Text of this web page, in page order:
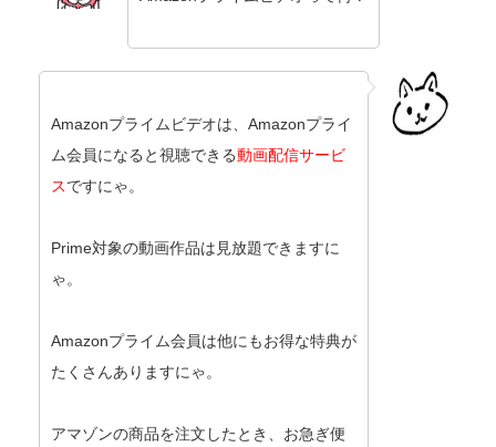
Amazonプライムビデオは、Amazonプライ
ム会員になると視聴できる動画配信サービ
スですにゃ。
Prime対象の動画作品は見放題できますに
ゃ。
Amazonプライム会員は他にもお得な特典が
たくさんありますにゃ。
アマゾンの商品を注文したとき、お急ぎ便